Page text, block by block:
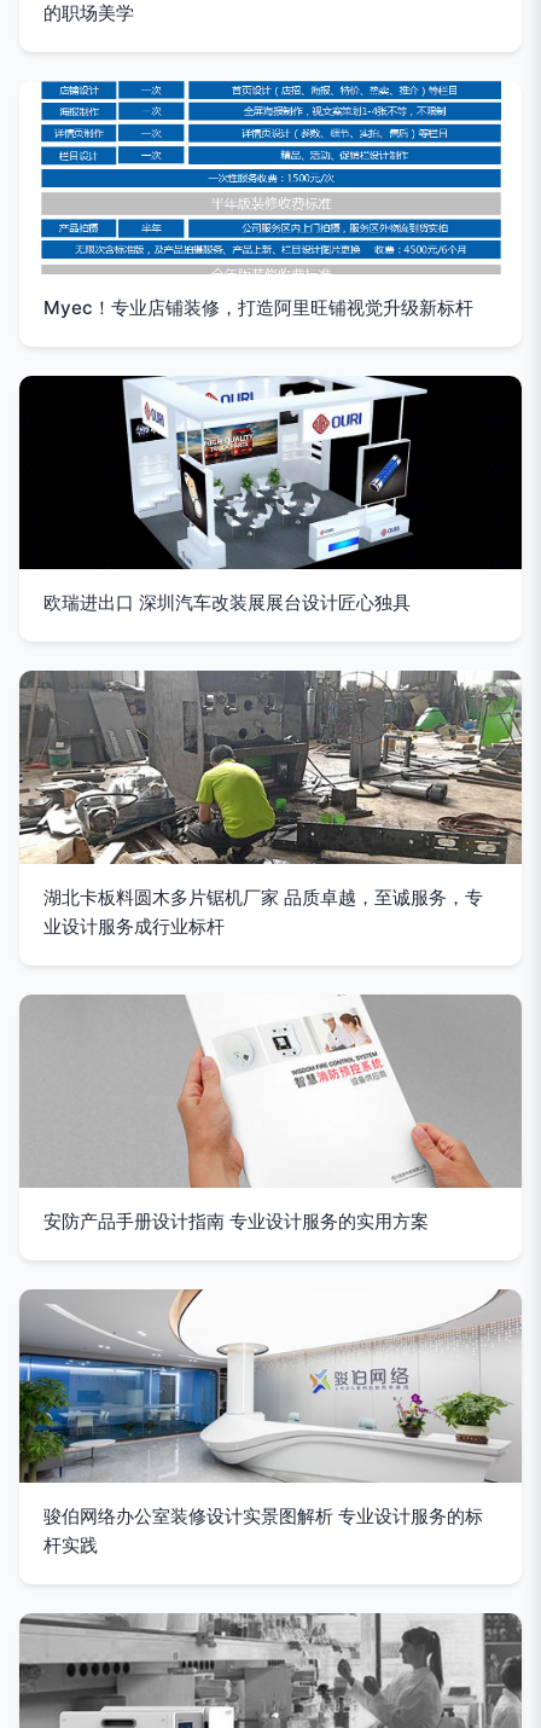
的职场美学
Myec！专业店铺装修，打造阿里旺铺视觉升级新标杆
欧瑞进出口 深圳汽车改装展展台设计匠心独具
湖北卡板料圆木多片锯机厂家 品质卓越，至诚服务，专
业设计服务成行业标杆
安防产品手册设计指南 专业设计服务的实用方案
骏伯网络办公室装修设计实景图解析 专业设计服务的标
杆实践